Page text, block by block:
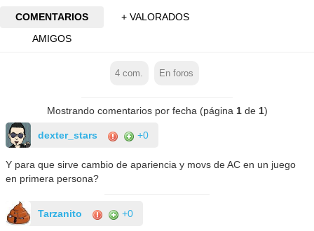
COMENTARIOS
+ VALORADOS
AMIGOS
4 com. En foros
Mostrando comentarios por fecha (página 1de 1)
dexter_stars +0
Y para que sirve cambio de apariencia y movs de AC en un juego
en primera persona?
Tarzanito +0